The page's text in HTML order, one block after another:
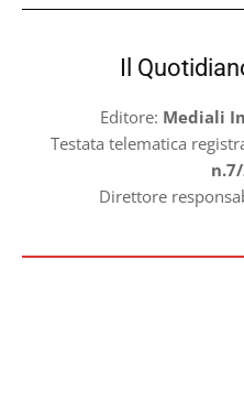
Il
Editore: Mediali
Testata telematica
Direttore